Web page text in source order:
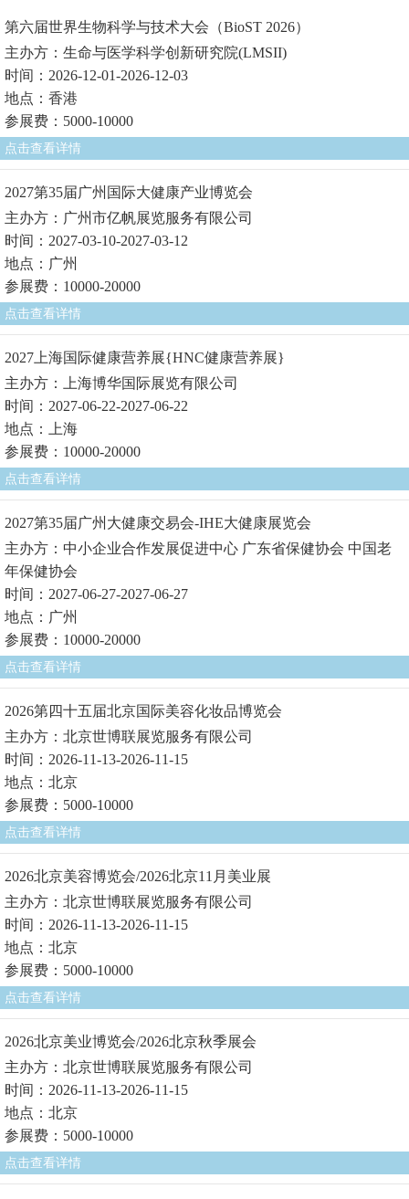
第六届世界生物科学与技术大会（BioST 2026）
主办方：生命与医学科学创新研究院(LMSII)
时间：2026-12-01-2026-12-03
地点：香港
参展费：5000-10000
点击查看详情
2027第35届广州国际大健康产业博览会
主办方：广州市亿帆展览服务有限公司
时间：2027-03-10-2027-03-12
地点：广州
参展费：10000-20000
点击查看详情
2027上海国际健康营养展{HNC健康营养展}
主办方：上海博华国际展览有限公司
时间：2027-06-22-2027-06-22
地点：上海
参展费：10000-20000
点击查看详情
2027第35届广州大健康交易会-IHE大健康展览会
主办方：中小企业合作发展促进中心 广东省保健协会 中国老
年保健协会
时间：2027-06-27-2027-06-27
地点：广州
参展费：10000-20000
点击查看详情
2026第四十五届北京国际美容化妆品博览会
主办方：北京世博联展览服务有限公司
时间：2026-11-13-2026-11-15
地点：北京
参展费：5000-10000
点击查看详情
2026北京美容博览会/2026北京11月美业展
主办方：北京世博联展览服务有限公司
时间：2026-11-13-2026-11-15
地点：北京
参展费：5000-10000
点击查看详情
2026北京美业博览会/2026北京秋季展会
主办方：北京世博联展览服务有限公司
时间：2026-11-13-2026-11-15
地点：北京
参展费：5000-10000
点击查看详情